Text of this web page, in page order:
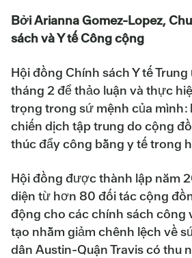
Bởi Arianna Gomez-Lopez,
sách và Y tế Công cộng
Hội đồng Chính sách Y tế
tháng 2 để thảo luận và thực
trọng trong sứ mệnh của mình:
chiến dịch tập trung do cộng
thúc đẩy công bằng y tế trong
Hội đồng được thành lập năm
diện từ hơn 80 đối tác cộng
động cho các chính sách công
tạo nhằm giảm chênh lệch về
dân Austin-Quận Travis có thu